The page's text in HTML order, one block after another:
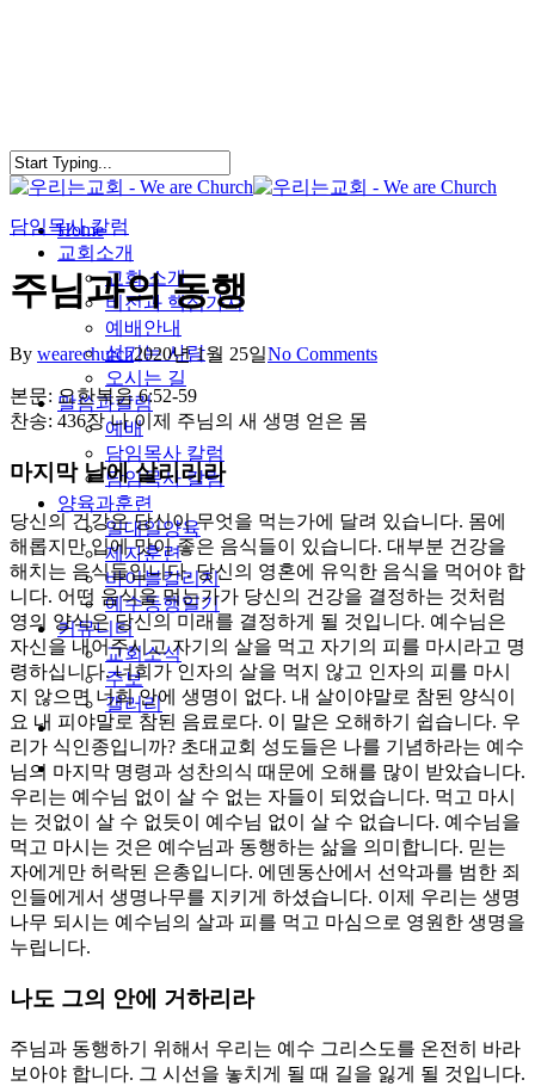
search
Menu Home
교회소개
교회 소개
비전과 핵심가치
예배안내
섬기는 사람
오시는 길
말씀과칼럼
예배
담임목사 칼럼
담임목사 칼럼
양육과훈련
일대일양육
제자훈련
바이블칼리지
예수동행일기
커뮤니티
교회소식
주보
갤러리
youtube
soundcloud
search
담임목사 칼럼
주님과의 동행
By wearechurch2020년 1월 25일No Comments
본문: 요한복음 6:52-59
찬송: 436장 나 이제 주님의 새 생명 얻은 몸
마지막 날에 살리리라
당신의 건강은 당신이 무엇을 먹는가에 달려 있습니다. 몸에
해롭지만 입에 맛이 좋은 음식들이 있습니다. 대부분 건강을
해치는 음식들입니다. 당신의 영혼에 유익한 음식을 먹어야 합
니다. 어떤 음식을 먹는가가 당신의 건강을 결정하는 것처럼
영의 양식은 당신의 미래를 결정하게 될 것입니다. 예수님은
자신을 내어주시고 자기의 살을 먹고 자기의 피를 마시라고 명
령하십니다. 너희가 인자의 살을 먹지 않고 인자의 피를 마시
지 않으면 너희 안에 생명이 없다. 내 살이야말로 참된 양식이
요 내 피야말로 참된 음료로다. 이 말은 오해하기 쉽습니다. 우
리가 식인종입니까? 초대교회 성도들은 나를 기념하라는 예수
님의 마지막 명령과 성찬의식 때문에 오해를 많이 받았습니다.
우리는 예수님 없이 살 수 없는 자들이 되었습니다. 먹고 마시
는 것없이 살 수 없듯이 예수님 없이 살 수 없습니다. 예수님을
먹고 마시는 것은 예수님과 동행하는 삶을 의미합니다. 믿는
자에게만 허락된 은총입니다. 에덴동산에서 선악과를 범한 죄
인들에게서 생명나무를 지키게 하셨습니다. 이제 우리는 생명
나무 되시는 예수님의 살과 피를 먹고 마심으로 영원한 생명을
누립니다.
나도 그의 안에 거하리라
주님과 동행하기 위해서 우리는 예수 그리스도를 온전히 바라
보아야 합니다. 그 시선을 놓치게 될 때 길을 잃게 될 것입니다.